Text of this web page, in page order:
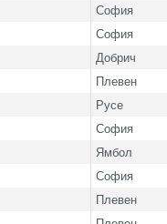
София
София
Добрич
Плевен
Русе
София
Ямбол
София
Плевен